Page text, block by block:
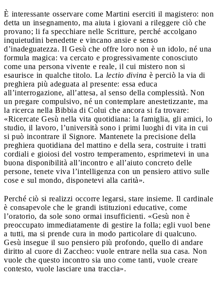
È interessante osservare come Martini eserciti il magistero: non
detta un insegnamento, ma aiuta i giovani a rileggere ciò che
provano; li fa specchiare nelle Scritture, perché accolgano
inquietudini benedette e vincano ansie e senso
d’inadeguatezza. Il Gesù che offre loro non è un idolo, né una
formula magica: va cercato e progressivamente conosciuto
come una persona vivente e reale, il cui mistero non si
esaurisce in qualche titolo. La lectio divina è perciò la via di
preghiera più adeguata al presente: essa educa
all’interrogazione, all’attesa, al senso della complessità. Non
un pregare compulsivo, né un contemplare anestetizzante, ma
la ricerca nella Bibbia di Colui che ancora si fa trovare:
«Ricercate Gesù nella vita quotidiana: la famiglia, gli amici, lo
studio, il lavoro, l’università sono i primi luoghi di vita in cui
si può incontrare il Signore. Mantenete la precisione della
preghiera quotidiana del mattino e della sera, costruite i tratti
cordiali e gioiosi del vostro temperamento, esprimetevi in una
buona disponibilità all’incontro e all’aiuto concreto delle
persone, tenete viva l’intelligenza con un pensiero attivo sulle
cose e sul mondo, disponetevi alla carità».
Perché ciò si realizzi occorre legarsi, stare insieme. Il cardinale
è consapevole che le grandi istituzioni educative, come
l’oratorio, da sole sono ormai insufficienti. «Gesù non è
preoccupato immediatamente di gestire la folla; egli vuol bene
a tutti, ma si prende cura in modo particolare di qualcuno.
Gesù insegue il suo pensiero più profondo, quello di andare
diritto al cuore di Zaccheo: vuole entrare nella sua casa. Non
vuole che questo incontro sia uno come tanti, vuole creare
contesto, vuole lasciare una traccia».